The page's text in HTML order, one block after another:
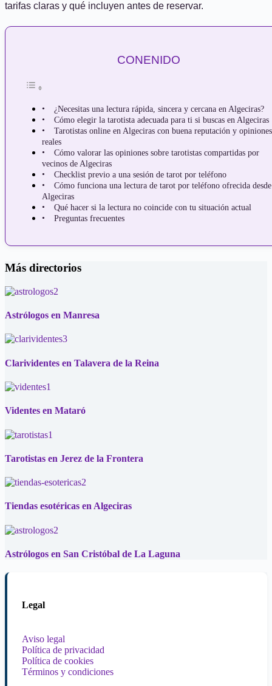
tarifas claras y qué incluyen antes de reservar.
CONENIDO
¿Necesitas una lectura rápida, sincera y cercana en Algeciras?
Cómo elegir la tarotista adecuada para ti si buscas en Algeciras
Tarotistas online en Algeciras con buena reputación y opiniones
reales
Cómo valorar las opiniones sobre tarotistas compartidas por
vecinos de Algeciras
Checklist previo a una sesión de tarot por teléfono
Cómo funciona una lectura de tarot por teléfono ofrecida desde
Algeciras
Qué hacer si la lectura no coincide con tu situación actual
Preguntas frecuentes
Más directorios
Astrólogos en Manresa
Clarividentes en Talavera de la Reina
Videntes en Mataró
Tarotistas en Jerez de la Frontera
Tiendas esotéricas en Algeciras
Astrólogos en San Cristóbal de La Laguna
Legal
Aviso legal
Política de privacidad
Política de cookies
Términos y condiciones